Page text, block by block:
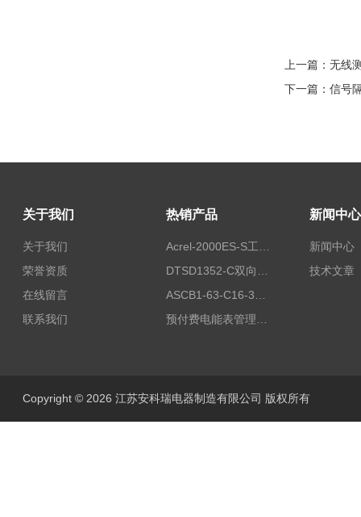
上一篇： 无线
下一篇： 信号
关于我们
关于我们
荣誉资质
在线留言
联系我们
热销产品 新闻中心
新闻中心
技术文章
Copyright © 2026 江苏安科瑞电器制造有限公司 版权所有